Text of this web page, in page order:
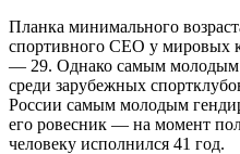
Планка минимального
спортивного СЕО у мировых
— 29. Однако самым
среди зарубежных
России самым молодым
его ровесник — на момент
человеку исполнился 41 год.